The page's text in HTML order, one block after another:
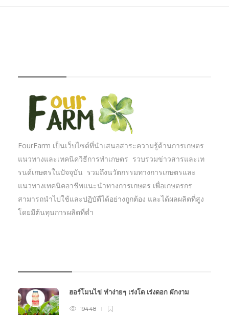
FourFarm เป็นเว็บไซต์ที่นำเสนอสาระความรู้ด้านการเกษตร
แนวทางและเทคนิควิธีการทำเกษตร รวบรวมข่าวสารและเท
รนด์เกษตรในปัจจุบัน รวมถึงนวัตกรรมทางการเกษตรและ
แนวทางเทคนิคอาชีพแนะนำทางการเกษตร เพื่อเกษตรกร
สามารถนำไปใช้และปฏิบัตืได้อย่างถูกต้อง และได้ผลผลิตที่สูง
โดยมีต้นทุนการผลิตที่ต่ำ
ฮอร์โมนไข่ ทำง่ายๆ เร่งโต เร่งดอก ผักงาม
19448